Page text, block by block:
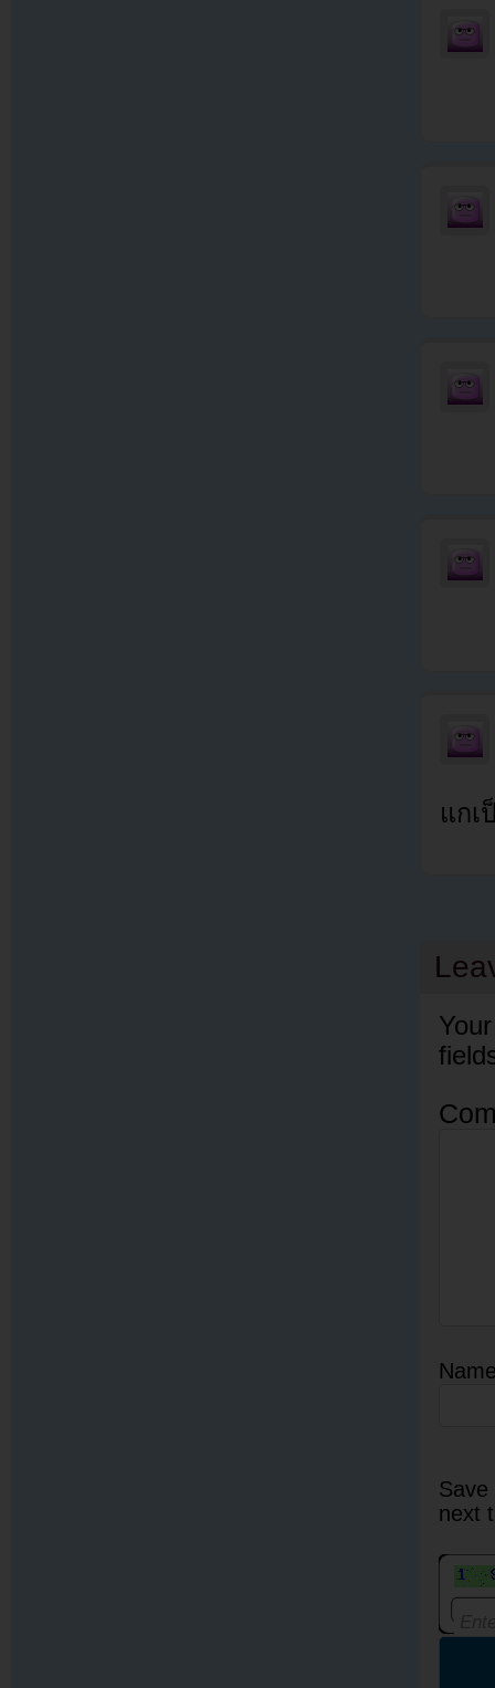
แกเ
next